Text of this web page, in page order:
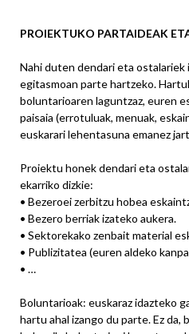
PROIEKTUKO PARTAIDEAK
Nahi duten dendari eta ostalariek
egitasmoan parte hartzeko.
boluntarioaren laguntzaz, euren
paisaia (errotuluak, menuak,
euskarari lehentasuna emanez
Proiektu honek dendari eta
ekarriko dizkie:
• Bezeroei zerbitzu hobea
• Bezero berriak izateko aukera.
• Sektorekako zenbait material
• Publizitatea (euren aldeko
• …
Boluntarioak: euskaraz idazteko
hartu ahal izango du parte. Ez da,